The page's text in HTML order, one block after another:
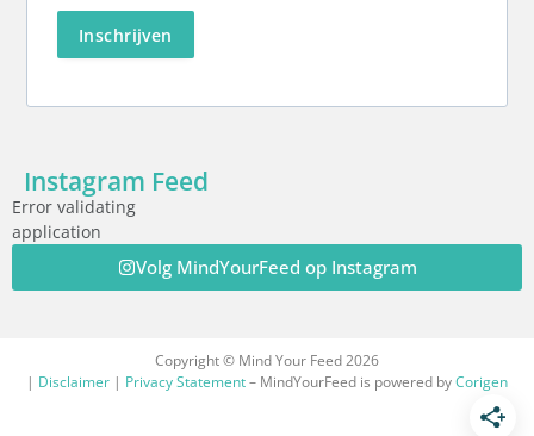
Inschrijven
Instagram Feed
Error validating
application
Volg MindYourFeed op Instagram
Copyright © Mind Your Feed 2026
| Disclaimer | Privacy Statement– MindYourFeed is powered byCorigen